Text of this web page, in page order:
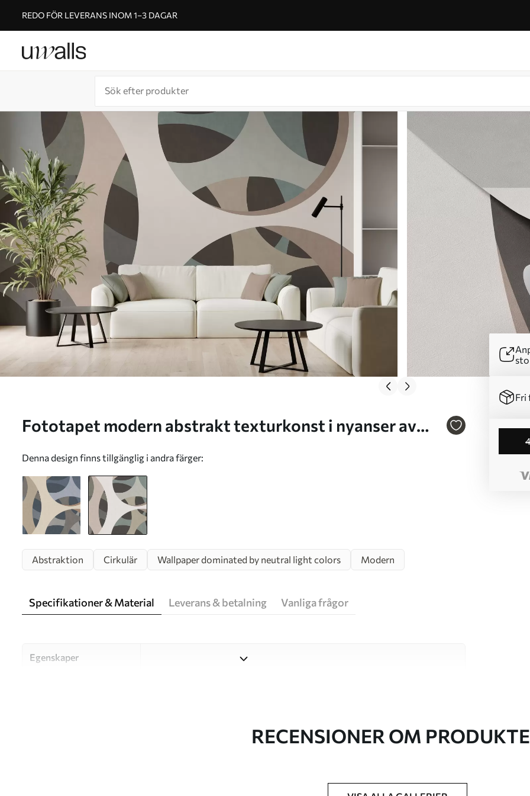
REDO FÖR LEVERANS INOM 1–3 DAGAR
Fototapet modern abstrakt texturkonst i nyanser av
Denna design finns tillgänglig i andra färger:
Fri
Abstraktion Cirkulär Wallpaper dominated by neutral light colors Modern
Specifikationer & Material Leverans & betalning Vanliga frågor
Egenskaper
RECENSIONER OM